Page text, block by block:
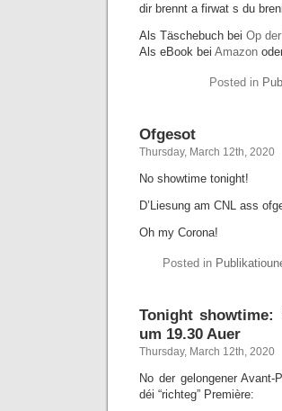
dir brennt a firwat s du
Als Täschebuch bei Op
Als eBook bei Amazon
Posted in
Ofgesot
Thursday, March 12th, 2020
No showtime tonight!
D’Liesung am CNL ass
Oh my Corona!
Posted in
Tonight showtime:
um 19.30 Auer
Thursday, March 12th, 2020
No der gelongener
déi “richteg” Première: